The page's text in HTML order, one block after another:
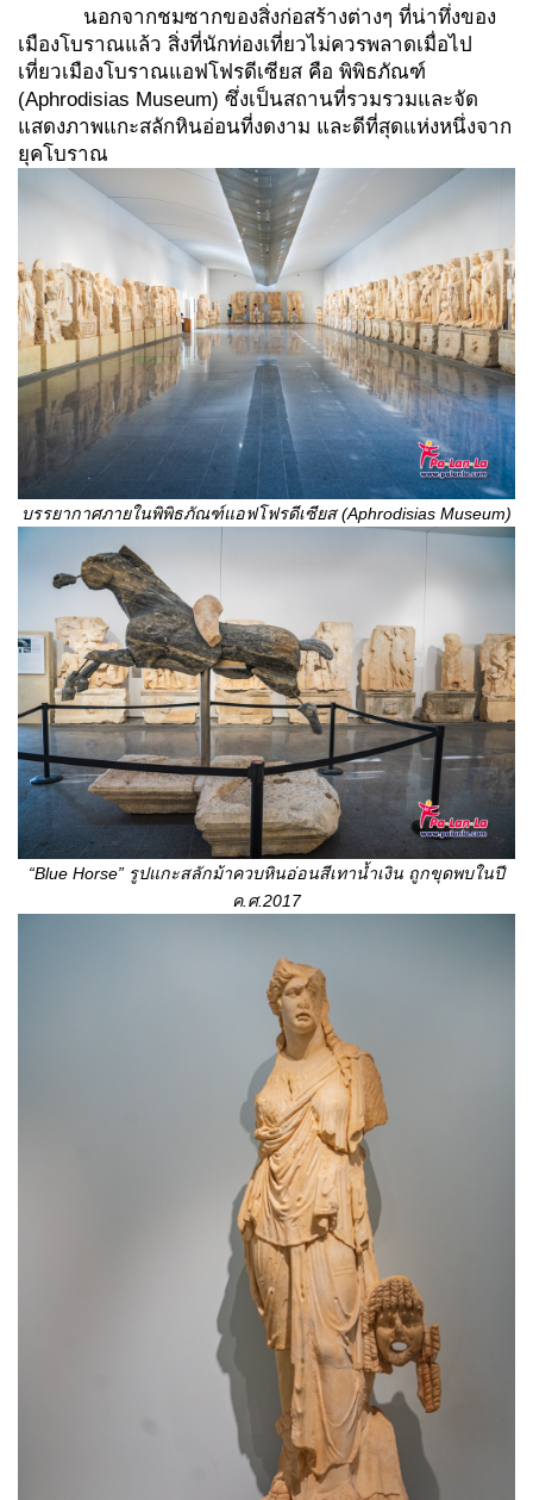
นอกจากชมซากของสิ่งก่อสร้างต่างๆ ที่น่าทึ่งของ
เมืองโบราณแล้ว สิ่งที่นักท่องเที่ยวไม่ควรพลาดเมื่อไป
เที่ยวเมืองโบราณแอฟโฟรดีเซียส คือ พิพิธภัณฑ์
(Aphrodisias Museum) ซึ่งเป็นสถานที่รวมรวมและจัด
แสดงภาพแกะสลักหินอ่อนที่งดงาม และดีที่สุดแห่งหนึ่งจาก
ยุคโบราณ
บรรยากาศภายในพิพิธภัณฑ์แอฟโฟรดีเซียส (Aphrodisias Museum)
“Blue Horse” รูปแกะสลักม้าควบหินอ่อนสีเทาน้ำเงิน ถูกขุดพบในปี
ค.ศ.2017